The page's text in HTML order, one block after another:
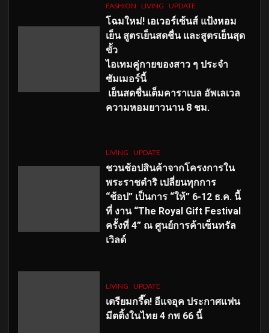
FASHION LIVING UPDATE
โฉมใหม่! เอเวอร์เซ้นส์ แป้งหอม
เย็น สูตรเย็นสดชื่น และสูตรเย็นสุด
ขั้ว
ไอเทมคู่กายของสาว ๆ ประจำ
ซัมเมอร์นี้
เย็นสดชื่นเต็มคาราเบล อัพเลเวล
ความหอมยาวนาน 8 ชม.
LIVING UPDATE
ชวนช้อปสินค้าจากโครงการใน
พระราชดำริ เปลี่ยนทุกการ
“ช้อป” เป็นการ “ให้” 6-12 ธ.ค. นี้
ที่ งาน “The Royal Gift Festival
ครั้งที่ 4” ณ ศูนย์การค้าเซ็นทรัล
เวิลด์
LIVING UPDATE
เตรียมกรี๊ด! อีแจอุค ประกาศแฟน
มีตติ้งในไทย 4 กพ 66 นี้